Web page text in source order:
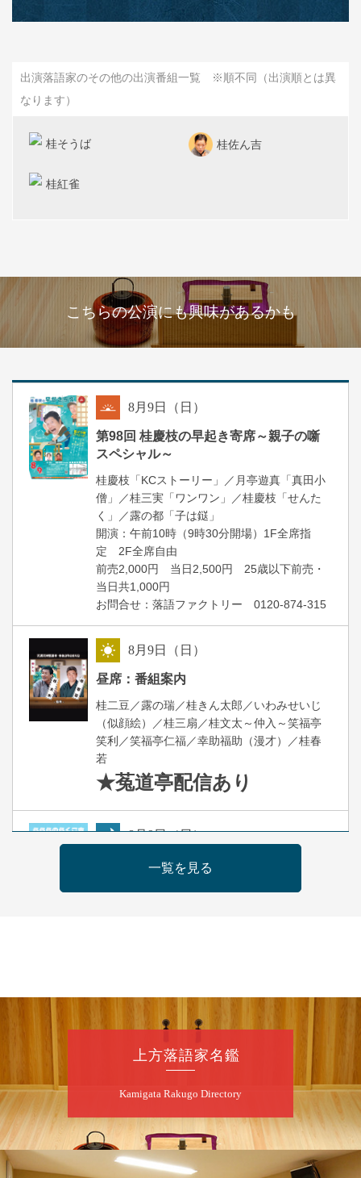
出演落語家のその他の出演番組一覧 ※順不同（出演順とは異
なります）
桂そうば 桂佐ん吉
桂紅雀
こちらの公演にも興味があるかも
8月9日（日）
第98回 桂慶枝の早起き寄席～親子の噺
スペシャル～
桂慶枝「KCストーリー」／月亭遊真「真田小
僧」／桂三実「ワンワン」／桂慶枝「せんた
く」／露の都「子は鎹」
開演：午前10時（9時30分開場）1F全席指
定 2F全席自由
前売2,000円 当日2,500円 25歳以下前売・
当日共1,000円
お問合せ：落語ファクトリー 0120-874-315
8月9日（日）
昼席：番組案内
桂二豆／露の瑞／桂きん太郎／いわみせいじ
（似顔絵）／桂三扇／桂文太～仲入～笑福亭
笑利／笑福亭仁福／幸助福助（漫才）／桂春
若
★菟道亭配信あり
8月9日（日）
らららのらくご会④
桂雀太「まんじゅうこわい」／桂三度「青
お問合せ：らららのらくご会予約事務局
090-6976-1777 email：
lalalanorakugo@gmail.com
昼
桂九寿玉／桂弥太郎／桂かい枝※／けんたと
ももえ（音曲漫才）※／笑福亭三喬／桂米二
～仲入～桂咲之輔／林家染団治／渡辺あきら
一覧を見る
上方落語家名鑑
Kamigata Rakugo Directory